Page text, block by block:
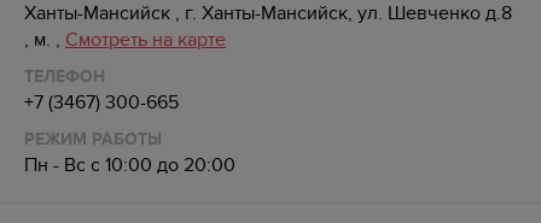
Ханты-Мансийск , г. Ханты-Мансийск, ул. Шевченко д.8
, м. , Смотреть на карте
ТЕЛЕФОН
+7 (3467) 300-665
РЕЖИМ РАБОТЫ
Пн - Вс с 10:00 до 20:00